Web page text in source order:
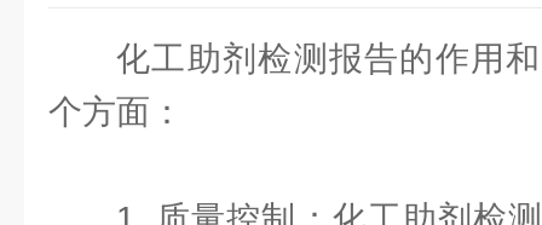
化工助剂检测报告的作用
个方面：